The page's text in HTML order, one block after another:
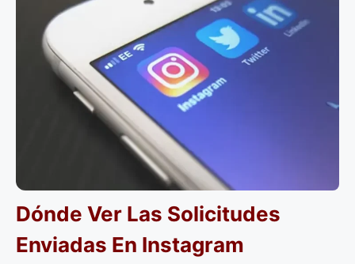
Dónde Ver Las Solicitudes
Enviadas En Instagram